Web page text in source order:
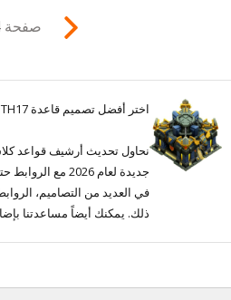
صفحة 4
اختر أفضل تصميم قاعدة TH17 للـ
نحاول تحديث أرشيف قواعد
جديدة لعام 2026 مع الروابط حتى تتمكن من نسخها!
في العديد من التصاميم،
ذلك. يمكنك أيضاً مساعدتنا